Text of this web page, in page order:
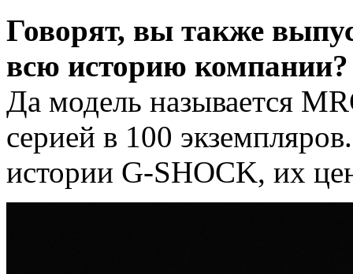
Говорят, вы также
всю историю компании?
Да модель называется
серией в 100
истории G-SHOCK, их